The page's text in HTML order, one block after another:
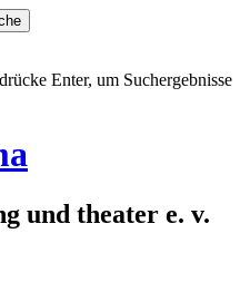
Enter, um Suchergebnisse
und theater e. v.